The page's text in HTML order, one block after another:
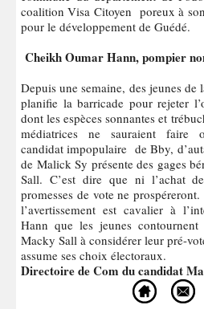
coalition Visa Citoyen poreux à
pour le développement de Guédé.
Cheikh Oumar Hann, pompier
Depuis une semaine, des jeunes
planifie la barricade pour rejeter
dont les espèces sonnantes et
médiatrices ne sauraient faire
candidat impopulaire de Bby,
de Malick Sy présente des gages
Sall. C’est dire que ni l’achat
promesses de vote ne
l’avertissement est cavalier à
Hann que les jeunes
Macky Sall à considérer leur pré-
assume ses choix électoraux.
Directoire de Com du candidat